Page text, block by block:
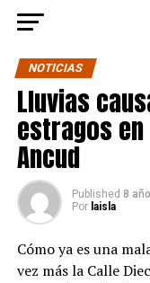
NOTICIAS
Lluvias
estragos en
Ancud
Published 8
Por laisla
Cómo ya es una
vez más la Calle